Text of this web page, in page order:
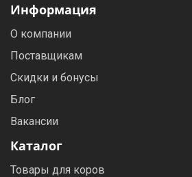
Информация
О компании
Поставщикам
Скидки и бонусы
Блог
Вакансии
Каталог
Товары для коров